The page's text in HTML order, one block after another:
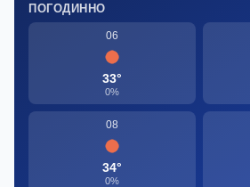
ПОГОДИННО
06
33°
0%
08
34°
0%